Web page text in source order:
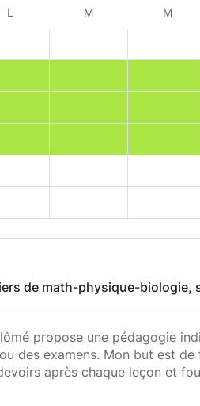
L M M
de math-physique-biologie,
propose une pédagogie
des examens. Mon but est
après chaque leçon et